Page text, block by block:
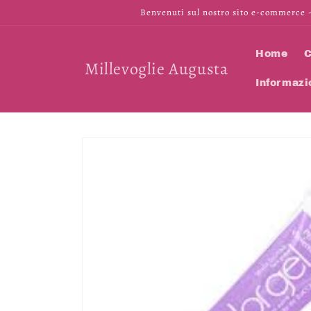
Benvenuti sul nostro sito e-commerce
Millevoglie Augusta
Home